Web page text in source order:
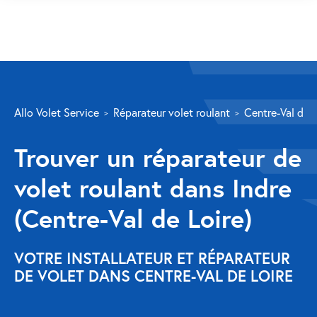
Volet roulant
Réparation
Volet roulant Velux
Au-delà de la fenêtre
Réparation store banne
Réparation portail
Allo Volet Service Réparateur volet roulant Centre-Val de
Trouver un réparateur de
volet roulant dans Indre
(Centre-Val de Loire)
VOTRE INSTALLATEUR ET RÉPARATEUR
DE VOLET DANS CENTRE-VAL DE LOIRE